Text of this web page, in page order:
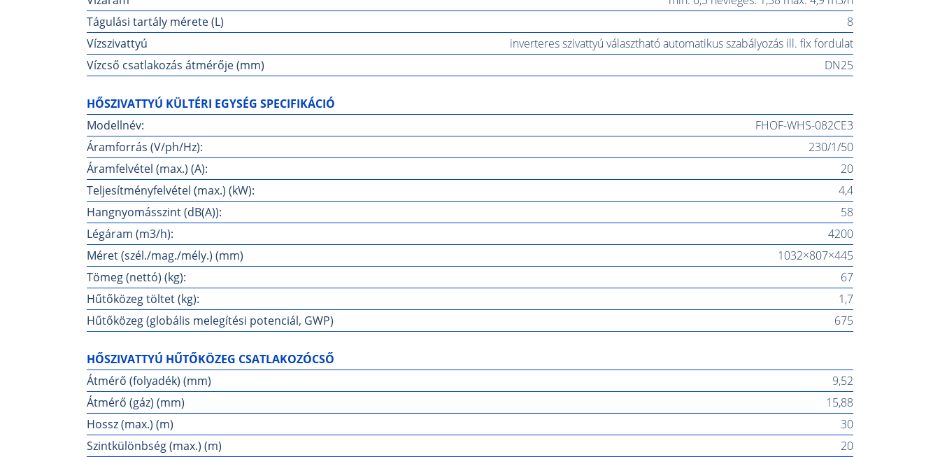
Tágulási tartály mérete (L)
8
Vízszivattyú
inverteres szivattyú választható automatikus szabályozás ill. fix fordulat
Vízcső csatlakozás átmérője (mm)
DN25
HŐSZIVATTYÚ KÜLTÉRI EGYSÉG SPECIFIKÁCIÓ
Modellnév:
FHOF-WHS-082CE3
Áramforrás (V/ph/Hz):
230/1/50
Áramfelvétel (max.) (A):
20
Teljesítményfelvétel (max.) (kW):
4,4
Hangnyomásszint (dB(A)):
58
Légáram (m3/h):
4200
Méret (szél./mag./mély.) (mm)
1032×807×445
Tömeg (nettó) (kg):
67
Hűtőközeg töltet (kg):
1,7
Hűtőközeg (globális melegítési potenciál, GWP)
675
HŐSZIVATTYÚ HŰTŐKÖZEG CSATLAKOZÓCSŐ
Átmérő (folyadék) (mm)
9,52
Átmérő (gáz) (mm)
15,88
Hossz (max.) (m)
30
Szintkülönbség (max.) (m)
20